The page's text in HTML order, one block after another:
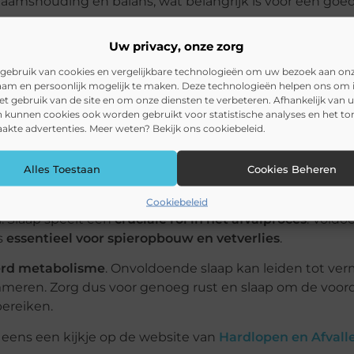
Uw privacy, onze zorg
van cookies en vergelijkbare technologieën om uw bezoek aan
en persoonlijk mogelijk te maken. Deze technologieën helpen ons om
gebruik van de site en om onze diensten te verbeteren. Afhankelijk van
kunnen cookies ook worden gebruikt voor statistische analyses en het
advertenties. Meer weten? Bekijk ons cookiebeleid.
Alles Toestaan Cookies Beheren
Cookiebeleid
het belangrijk om gezond en voldoende te eten. Na
gram koolhydratenin te nemen om de
trainingenengezonde voedingbijdragen aan het
. Slaap speelt eencruciale rol in het afvalproces.
essentieel voor spieropbouw en vetverlies.
metabolisme. Onvoldoende slaap kan leiden tot
Zorg dus voor genoeg rust en slaap om de
een kijkje op de website van Hardlopen en